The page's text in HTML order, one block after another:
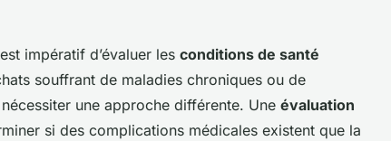
impératif d’évaluer les conditions de santé
souffrant de maladies chroniques ou de
une approche différente. Une évaluation
si des complications médicales existent que la